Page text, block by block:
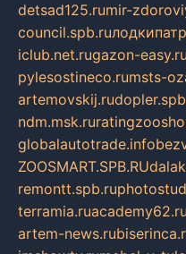
detsad125.rumir-
council.spb.ru
iclub.net.rugazon-easy.ru
pylesostineco.rumsts-
artemovskij.ru
ndm.msk.ru
globalautotrade.info
ZOOSMART.SPB.RU
remontt.spb.ru
terramia.ruacademy62.ru
artem-news.ru